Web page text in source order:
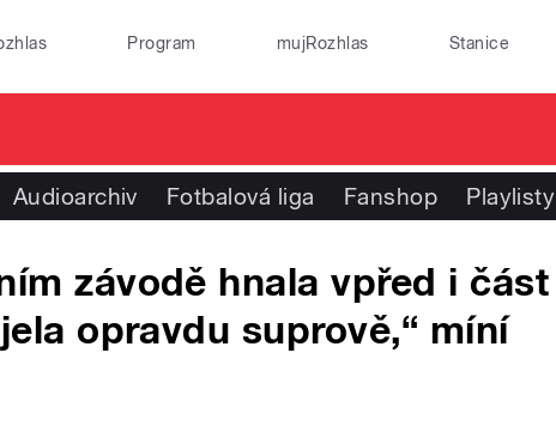
Program mujRozhlas Stanice
Audioarchiv Fotbalová liga Fanshop Playlisty
závodě hnala vpřed i část
opravdu suprově,“ míní